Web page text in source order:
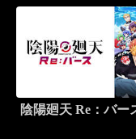
陰陽廻天 Re：バー